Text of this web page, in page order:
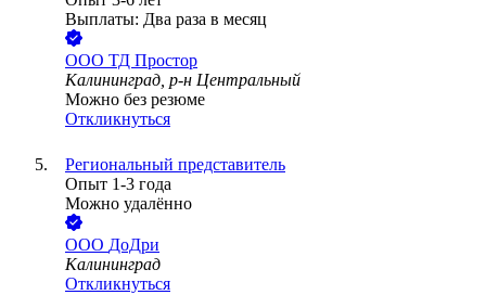
Выплаты: Два раза в месяц
ООО ТД Простор
Калининград, р-н Центральный
Можно без резюме
Откликнуться
Региональный представитель
Опыт 1-3 года
Можно удалённо
ООО ДоДри
Калининград
Откликнуться